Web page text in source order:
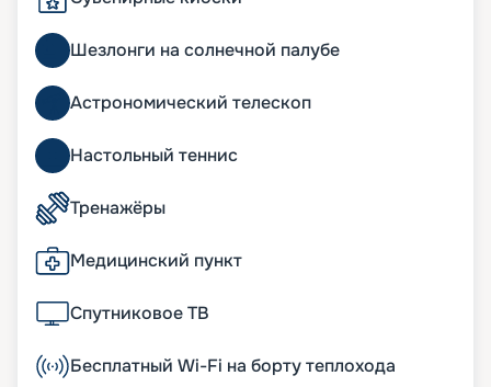
Шезлонги на солнечной палубе
Астрономический телескоп
Настольный теннис
Тренажёры
Медицинский пункт
Спутниковое ТВ
Бесплатный Wi-Fi на борту теплохода